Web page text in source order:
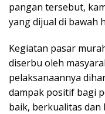
pangan tersebut,
yang dijual di bawah
Kegiatan pasar
diserbu oleh
pelaksanaannya
dampak positif bagi
baik, berkualitas dan